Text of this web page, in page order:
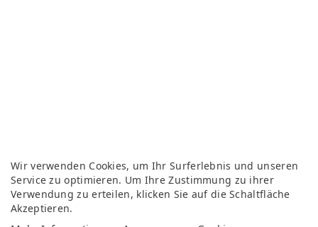
Wir verwenden Cookies, um Ihr Surferlebnis und unseren
Service zu optimieren. Um Ihre Zustimmung zu ihrer
Verwendung zu erteilen, klicken Sie auf die Schaltfläche
Akzeptieren.